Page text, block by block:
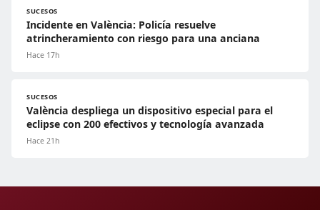
SUCESOS
Incidente en València: Policía resuelve
atrincheramiento con riesgo para una anciana
Hace 17h
SUCESOS
València despliega un dispositivo especial para el
eclipse con 200 efectivos y tecnología avanzada
Hace 21h